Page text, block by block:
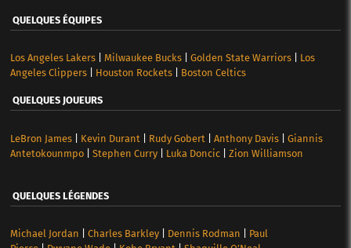
QUELQUES ÉQUIPES
Los Angeles Lakers| Milwaukee Bucks| Golden State Warriors| Los
Angeles Clippers| Houston Rockets| Boston Celtics
QUELQUES JOUEURS
LeBron James| Kevin Durant Rudy Gobert Anthony Davis| Giannis
Antetokounmpo| Stephen Curry| Luka Doncic| Zion Williamson
QUELQUES LÉGENDES
Michael Jordan Charles Barkley| Dennis Rodman
Paul